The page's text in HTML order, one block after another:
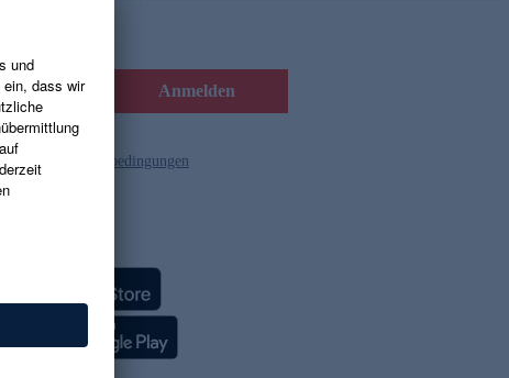
Anmelden
und die Gutscheinbedingungen